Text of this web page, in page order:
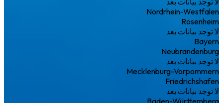
Nordrhein-Westfalen
Rosenheim
لا توجد بيانات بعد
Bayern
Neubrandenburg
لا توجد بيانات بعد
Mecklenburg-Vorpommern
Friedrichshafen
لا توجد بيانات بعد
Baden-Württemberg